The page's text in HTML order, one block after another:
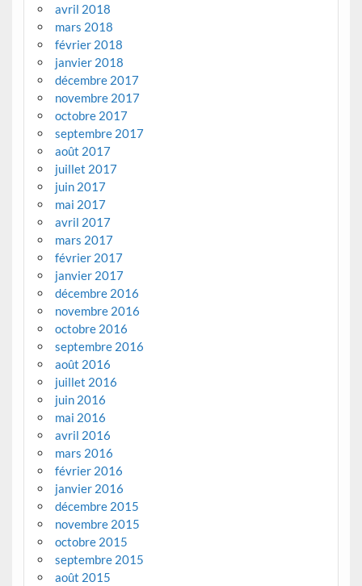
avril 2018
mars 2018
février 2018
janvier 2018
décembre 2017
novembre 2017
octobre 2017
septembre 2017
août 2017
juillet 2017
juin 2017
mai 2017
avril 2017
mars 2017
février 2017
janvier 2017
décembre 2016
novembre 2016
octobre 2016
septembre 2016
août 2016
juillet 2016
juin 2016
mai 2016
avril 2016
mars 2016
février 2016
janvier 2016
décembre 2015
novembre 2015
octobre 2015
septembre 2015
août 2015